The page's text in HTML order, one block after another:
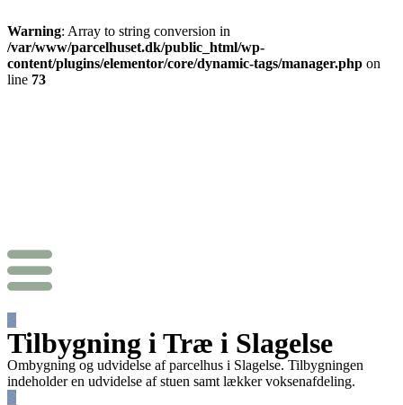
Warning: Array to string conversion in
/var/www/parcelhuset.dk/public_html/wp-
content/plugins/elementor/core/dynamic-tags/manager.php on
line 73
Tilbygning i Træ i Slagelse
Ombygning og udvidelse af parcelhus i Slagelse. Tilbygningen
indeholder en udvidelse af stuen samt lækker voksenafdeling.